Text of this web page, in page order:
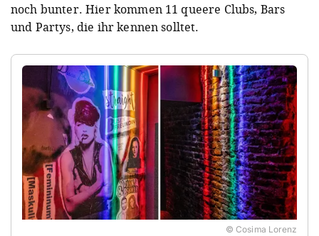
noch bunter. Hier kommen 11 queere Clubs, Bars
und Partys, die ihr kennen solltet.
© Cosima Lorenz